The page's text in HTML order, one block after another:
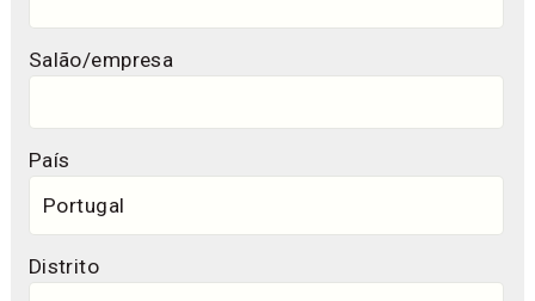
Salão/empresa
País
Distrito